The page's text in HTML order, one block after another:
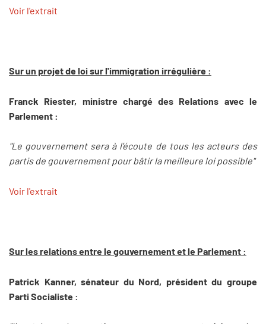
Voir l'extrait
Sur un projet de loi sur l'immigration irrégulière :
Franck Riester, ministre chargé des Relations avec le
Parlement :
"Le gouvernement sera à l'écoute de tous les acteurs des
partis de gouvernement pour bâtir la meilleure loi possible"
Voir l'extrait
Sur les relations entre le gouvernement et le Parlement :
Patrick Kanner, sénateur du Nord, président du groupe
Parti Socialiste :